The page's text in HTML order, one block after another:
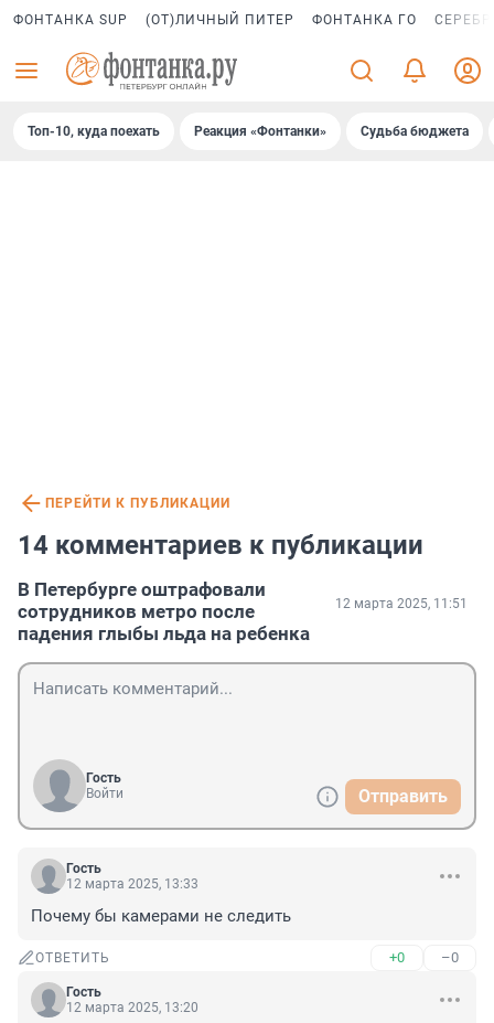
ФОНТАНКА SUP (ОТ)ЛИЧНЫЙ ПИТЕР ФОНТАНКА ГО
Топ-10, куда поехать Реакция «Фонтанки» Судьба бюджета
ПЕРЕЙТИ К ПУБЛИКАЦИИ
14 комментариев к публикации
В Петербурге оштрафовали
сотрудников метро после
падения глыбы льда на ребенка
12 марта 2025, 11:51
Гость
Войти
Отправить
Гость
12 марта 2025, 13:33
Почему бы камерами не следить
ОТВЕТИТЬ +0 –0
Гость
12 марта 2025, 13:20